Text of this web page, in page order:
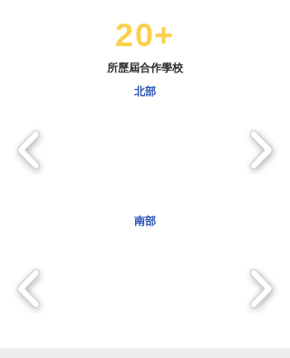
20+
​所歷屆合作學校
北部
南部